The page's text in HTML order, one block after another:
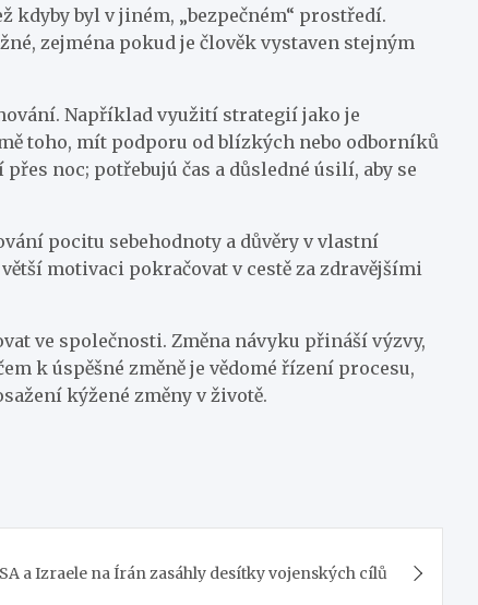
byl v jiném, „bezpečném“ prostředí.
zejména pokud je člověk vystaven stejným
Například využití strategií jako je
toho, mít podporu od blízkých nebo odborníků
noc; potřebujú čas a důsledné úsilí, aby se
pocitu sebehodnoty a důvěry v vlastní
motivaci pokračovat v cestě za zdravějšími
ve společnosti. Změna návyku přináší výzvy,
k úspěšné změně je vědomé řízení procesu,
kýžené změny v životě.
a Izraele na Írán zasáhly desítky vojenských cílů